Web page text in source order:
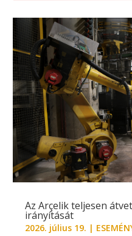
Az Arçelik teljesen
irányítását
2026. július 19. |